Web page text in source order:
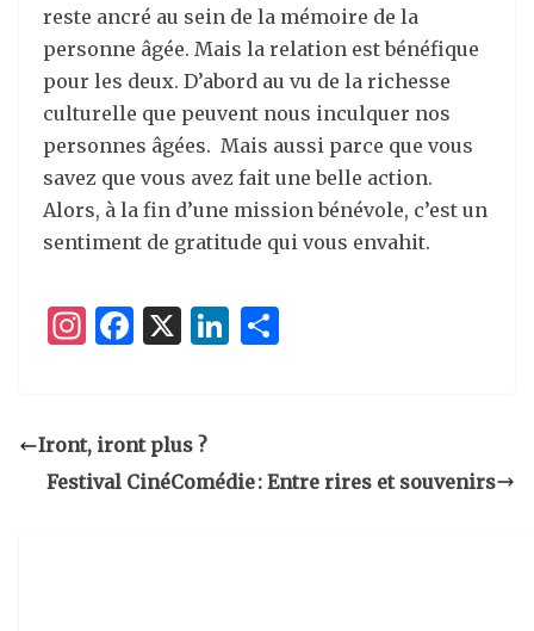
reste ancré au sein de la mémoire de la
personne âgée. Mais la relation est bénéfique
pour les deux. D’abord au vu de la richesse
culturelle que peuvent nous inculquer nos
personnes âgées. Mais aussi parce que vous
savez que vous avez fait une belle action.
Alors, à la fin d’une mission bénévole, c’est un
sentiment de gratitude qui vous envahit.
I
a
g
F
e
b
X
Li
dI er
Iront, iront plus ?
Festival CinéComédie : Entre rires et souvenirs